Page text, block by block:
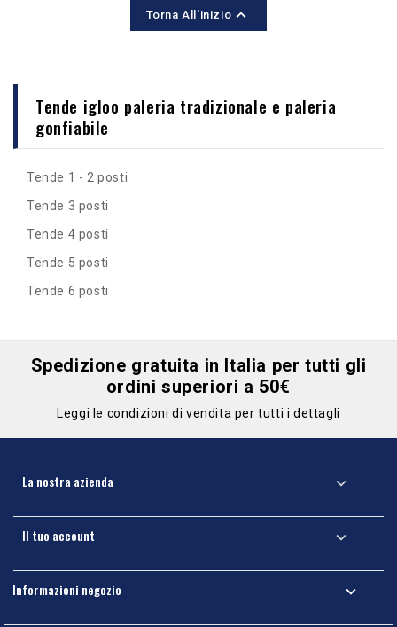
Torna All'inizio 
Tende igloo paleria tradizionale e paleria
gonfiabile
Tende 1 - 2 posti
Tende 3 posti
Tende 4 posti
Tende 5 posti
Tende 6 posti
Spedizione gratuita in Italia per tutti gli
ordini superiori a 50€
Leggi le condizioni di vendita per tutti i dettagli
La nostra azienda 
Il tuo account 
Informazioni negozio 